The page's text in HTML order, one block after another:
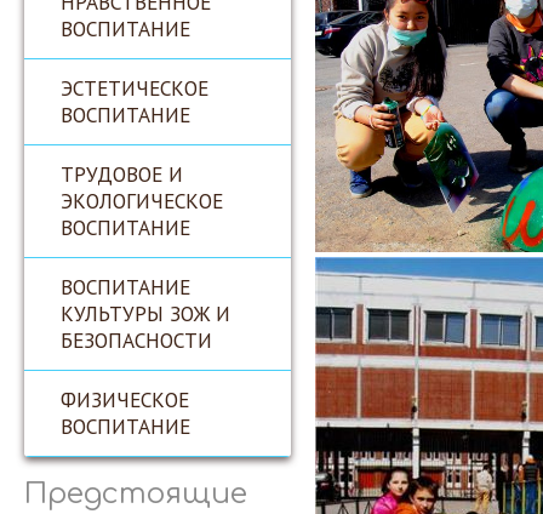
ВОСПИТАНИЕ
ЭСТЕТИЧЕСКОЕ
ВОСПИТАНИЕ
ТРУДОВОЕ И
ЭКОЛОГИЧЕСКОЕ
ВОСПИТАНИЕ
ВОСПИТАНИЕ
КУЛЬТУРЫ ЗОЖ И
БЕЗОПАСНОСТИ
ФИЗИЧЕСКОЕ
ВОСПИТАНИЕ
Предстоящие